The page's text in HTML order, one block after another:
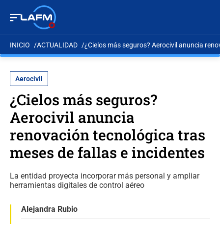
INICIO ACTUALIDAD ¿Cielos más seguros? Aerocivil anuncia
Aerocivil
¿Cielos más seguros?
Aerocivil anuncia
renovación tecnológica tras
meses de fallas e incidentes
La entidad proyecta incorporar más personal y ampliar
herramientas digitales de control aéreo
Alejandra Rubio